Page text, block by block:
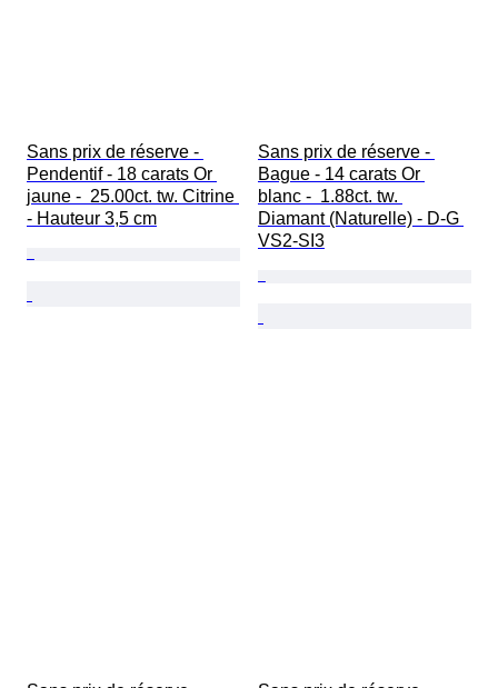
Sans prix de réserve -
Pendentif - 18 carats Or
jaune -  25.00ct. tw. Citrine
- Hauteur 3,5 cm
Sans prix de réserve -
Bague - 14 carats Or
blanc -  1.88ct. tw.
Diamant (Naturelle) - D-G
VS2-SI3